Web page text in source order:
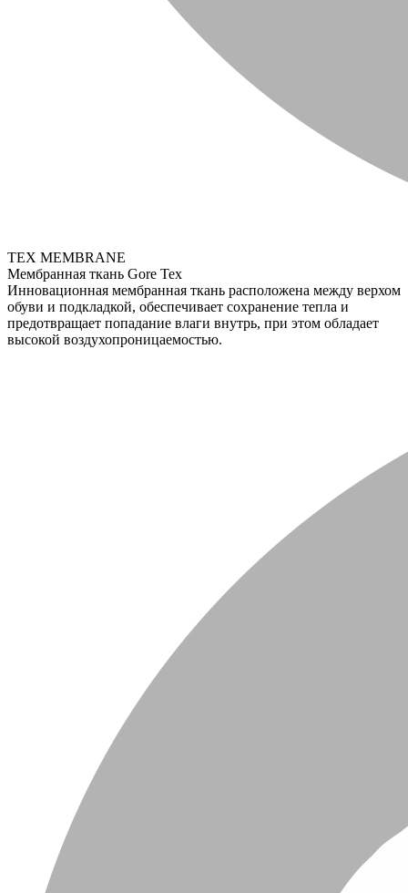
TEX MEMBRANE
Мембранная ткань Gore Tex
Инновационная мембранная ткань расположена между верхом
обуви и подкладкой, обеспечивает сохранение тепла и
предотвращает попадание влаги внутрь, при этом обладает
высокой воздухопроницаемостью.